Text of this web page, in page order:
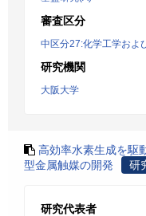
審査区分
中区分27:化学工学およ
研究機関
大阪大学
高効率水素生成を駆
型金属触媒の開発
研
研究代表者